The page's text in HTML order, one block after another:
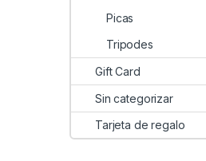
Picas
Tripodes
Gift Card
Sin categorizar
Tarjeta de regalo